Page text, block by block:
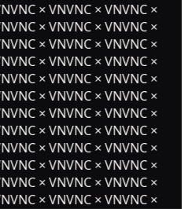
× VNVNC × VNVNC ×
× VNVNC × VNVNC ×
× VNVNC × VNVNC ×
× VNVNC × VNVNC ×
× VNVNC × VNVNC ×
× VNVNC × VNVNC ×
× VNVNC × VNVNC ×
× VNVNC × VNVNC ×
× VNVNC × VNVNC ×
× VNVNC × VNVNC ×
× VNVNC × VNVNC ×
× VNVNC × VNVNC ×